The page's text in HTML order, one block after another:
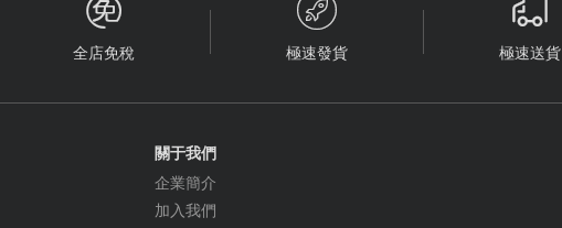

全店免稅

極速發貨

極速送貨
關于我們
企業簡介
加入我們